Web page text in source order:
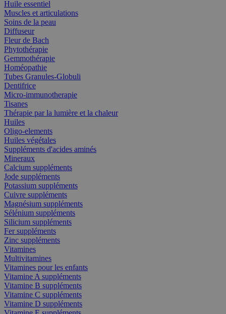
Huile essentiel
Muscles et articulations
Soins de la peau
Diffuseur
Fleur de Bach
Phytothérapie
Gemmothérapie
Homéopathie
Tubes Granules-Globuli
Dentifrice
Micro-immunotherapie
Tisanes
Thérapie par la lumière et la chaleur
Huiles
Oligo-elements
Huiles végétales
Suppléments d'acides aminés
Mineraux
Calcium suppléments
Jode suppléments
Potassium suppléments
Cuivre suppléments
Magnésium suppléments
Sélénium suppléments
Silicium suppléments
Fer suppléments
Zinc suppléments
Vitamines
Multivitamines
Vitamines pour les enfants
Vitamine A suppléments
Vitamine B suppléments
Vitamine C suppléments
Vitamine D suppléments